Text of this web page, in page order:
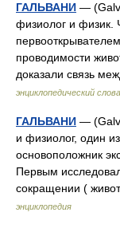
ГАЛЬВАНИ —
физиолог и физик.
проводимости
доказали связь
энциклопедический
ГАЛЬВАНИ —
и физиолог, один
основоположник
Первым
сокращении (
энциклопедия